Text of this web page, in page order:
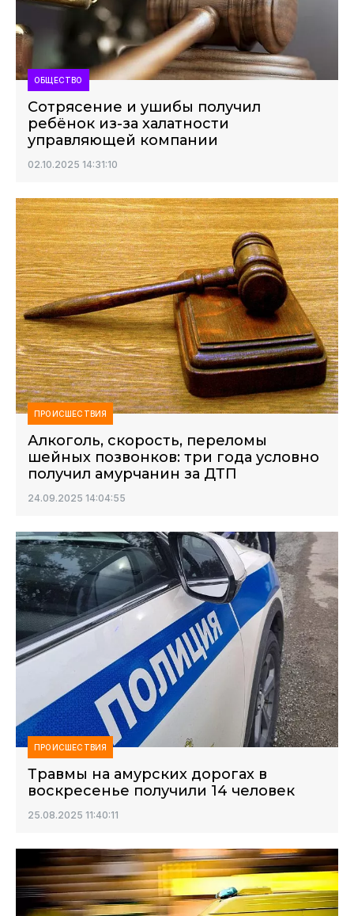
ОБЩЕСТВО
Сотрясение и ушибы получил
ребёнок из-за халатности
управляющей компании
02.10.2025 14:31:10
ПРОИСШЕСТВИЯ
Алкоголь, скорость, переломы
шейных позвонков: три года условно
получил амурчанин за ДТП
24.09.2025 14:04:55
ПРОИСШЕСТВИЯ
Травмы на амурских дорогах в
воскресенье получили 14 человек
25.08.2025 11:40:11